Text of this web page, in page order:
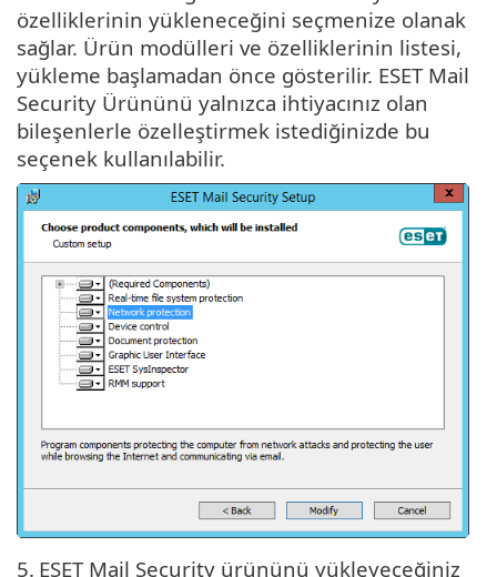
özelliklerinin yükleneceğini seçmenize olanak
sağlar. Ürün modülleri ve özelliklerinin listesi,
yükleme başlamadan önce gösterilir. ESET Mail
Security Ürününü yalnızca ihtiyacınız olan
bileşenlerle özelleştirmek istediğinizde bu
seçenek kullanılabilir.
5. ESET Mail Security ürününü yükleyeceğiniz